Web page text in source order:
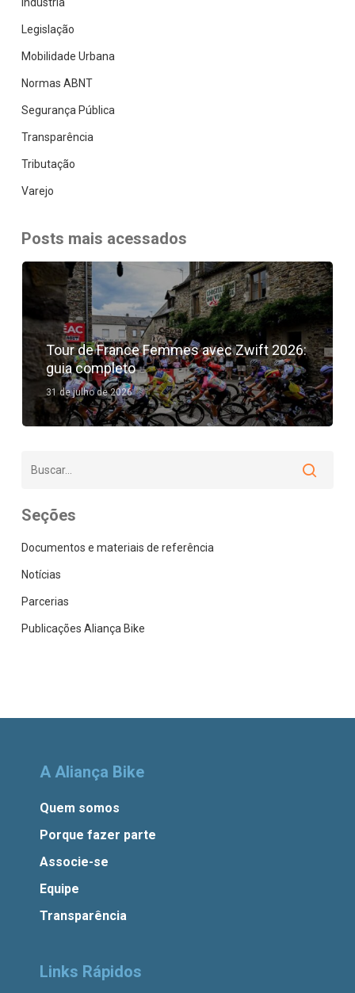
Indústria
Legislação
Mobilidade Urbana
Normas ABNT
Segurança Pública
Transparência
Tributação
Varejo
Posts mais acessados
Tour de France Femmes avec Zwift 2026:
guia completo
31 de julho de 2026
Seções
Documentos e materiais de referência
Notícias
Parcerias
Publicações Aliança Bike
A Aliança Bike
Quem somos
Porque fazer parte
Associe-se
Equipe
Transparência
Links Rápidos